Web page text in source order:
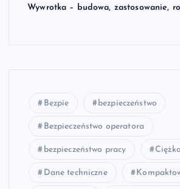
Wywrotka – budowa, zastosowanie,
Bezpie bezpieczeństwo
Bezpieczeństwo operatora
bezpieczeństwo pracy
Dane techniczne